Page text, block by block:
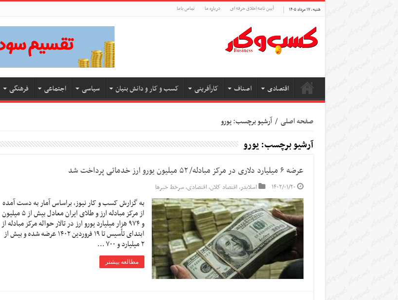
شنبه , ۱۷ مرداد ۱۴۰۵ آیین نامه اخلاق حرفه ای درباره ما تماس باما
اقتصادی اصناف کارآفرینی کسب و کار و دانش بنیان سیاسی اجتماعی فرهنگی
صفحه اصلی / آرشیو برچسب: یورو
آرشیو برچسب:یورو
عرضه ۶ میلیارد دلاری در مرکز مبادله/ ۵۲ میلیون یورو ارز خدماتی پرداخت شد
۱۴۰۲/۰۱/۲۰ اسلایدر,اقتصاد کلان,اقتصادی,سرخط خبرها
به گزارش کسب و کار نیوز، براساس آمار به دست آمده
از مرکز مبادله ارز و طلای ایران معادل بیش از ۵ میلیون
و ۹۷۴ هزار میلیارد یورو ارز در تالار حواله مرکز مبادله از
ابتدای تأسیس تا ۱۹ فروردین ۱۴۰۲ عرضه شده و بیش از
۲ میلیارد و ۷۰۰ …
مطالعه بیشتر